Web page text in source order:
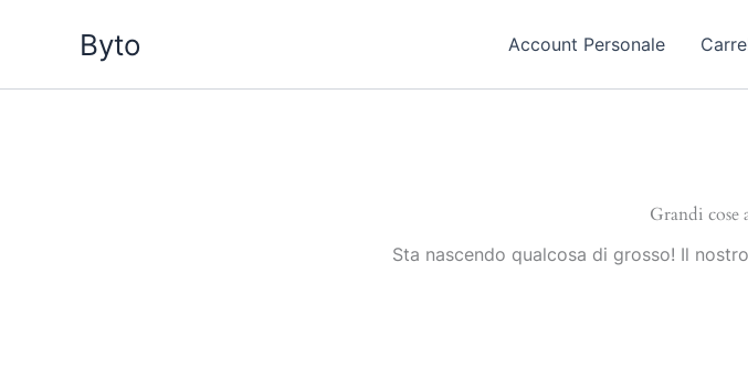
Byto Account Personale
Grandi cose
Sta nascendo qualcosa di grosso! Il